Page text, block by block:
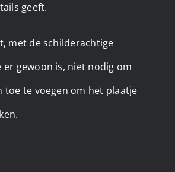
geeft.
met de schilderachtige
gewoon is, niet nodig om
toe te voegen om het plaatje